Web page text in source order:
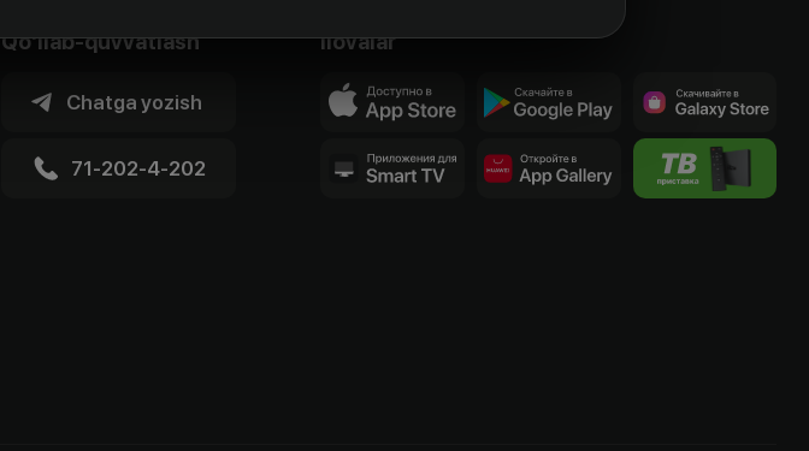
Qo'llab-quvvatlash
Chatga yozish
71-202-4-202
Ilovalar